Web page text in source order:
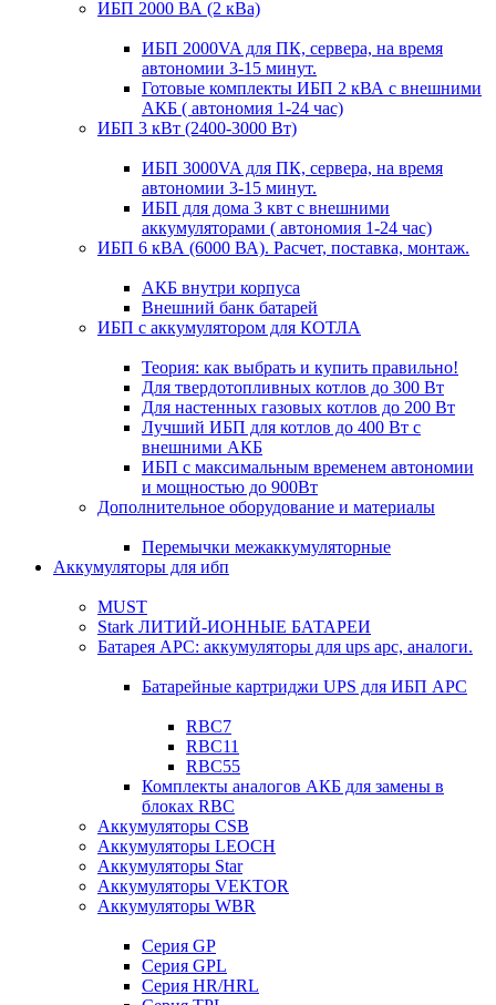
ИБП 2000 ВА (2 кВа)
ИБП 2000VA для ПК, сервера, на время
автономии 3-15 минут.
Готовые комплекты ИБП 2 кВА с внешними
АКБ ( автономия 1-24 час)
ИБП 3 кВт (2400-3000 Вт)
ИБП 3000VA для ПК, сервера, на время
автономии 3-15 минут.
ИБП для дома 3 квт с внешними
аккумуляторами ( автономия 1-24 час)
ИБП 6 кВА (6000 ВА). Расчет, поставка, монтаж.
АКБ внутри корпуса
Внешний банк батарей
ИБП с аккумулятором для КОТЛА
Теория: как выбрать и купить правильно!
Для твердотопливных котлов до 300 Вт
Для настенных газовых котлов до 200 Вт
Лучший ИБП для котлов до 400 Вт с
внешними АКБ
ИБП с максимальным временем автономии
и мощностью до 900Вт
Дополнительное оборудование и материалы
Перемычки межаккумуляторные
Аккумуляторы для ибп
MUST
Stark ЛИТИЙ-ИОННЫЕ БАТАРЕИ
Батарея APC: аккумуляторы для ups apc, аналоги.
Батарейные картриджи UPS для ИБП APC
RBC7
RBC11
RBC55
Комплекты аналогов АКБ для замены в
блоках RBC
Аккумуляторы CSB
Аккумуляторы LEOCH
Аккумуляторы Star
Аккумуляторы VEKTOR
Аккумуляторы WBR
Cерия GP
Серия GPL
Серия HR/HRL